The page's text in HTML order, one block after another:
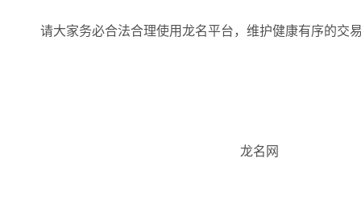
请大家务必合法合理使用龙名平台，维护健康有序的交
龙名网